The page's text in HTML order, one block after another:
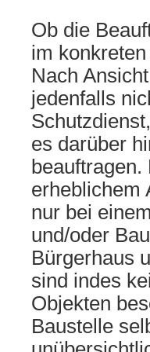
Ob die
im
Nach
jedenfalls
es darüber
erheblichem
nur bei
und/oder
Bürgerhaus
sind indes
Objekten
Baustelle